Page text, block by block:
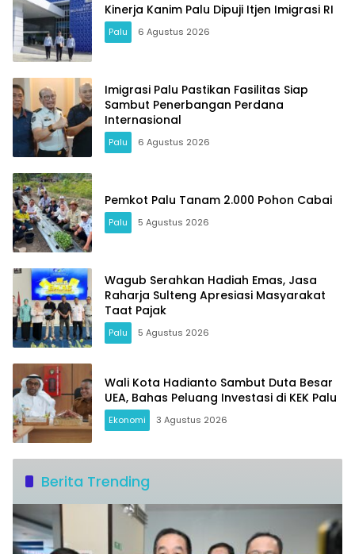
Kinerja Kanim Palu Dipuji Itjen Imigrasi RI
Palu 6 Agustus 2026
Imigrasi Palu Pastikan Fasilitas Siap
Sambut Penerbangan Perdana
Internasional
Palu 6 Agustus 2026
Pemkot Palu Tanam 2.000 Pohon Cabai
Palu 5 Agustus 2026
Wagub Serahkan Hadiah Emas, Jasa
Raharja Sulteng Apresiasi Masyarakat
Taat Pajak
Palu 5 Agustus 2026
Wali Kota Hadianto Sambut Duta Besar
UEA, Bahas Peluang Investasi di KEK Palu
Ekonomi 3 Agustus 2026
Berita Trending